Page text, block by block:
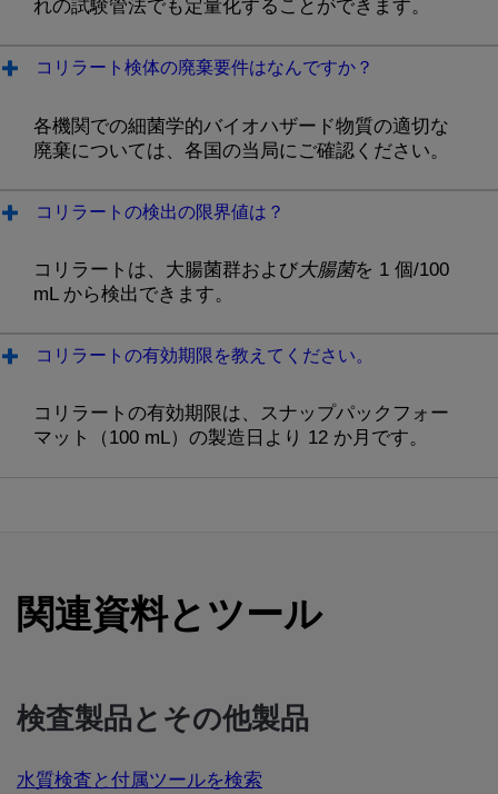
れの試験管法でも定量化することができます。
コリラート検体の廃棄要件はなんですか？
各機関での細菌学的バイオハザード物質の適切な
廃棄については、各国の当局にご確認ください。
コリラートの検出の限界値は？
コリラートは、大腸菌群および大腸菌を 1 個/100
mL から検出できます。
コリラートの有効期限を教えてください。
コリラートの有効期限は、スナップパックフォー
マット（100 mL）の製造日より 12 か月です。
関連資料とツール
検査製品とその他製品
水質検査と付属ツールを検索